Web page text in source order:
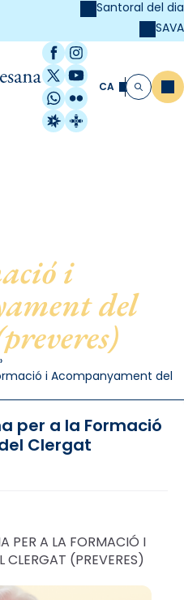
Santoral del dia
SAVA
Facebook
Instagram
X / Twitter
YouTube
WhatsApp
Flickr
Radio Estel
Catalunya
CA Cerca
i
del
i Acompanyament del
per a la Formació
Clergat
PER A LA FORMACIÓ I
(PREVERES)